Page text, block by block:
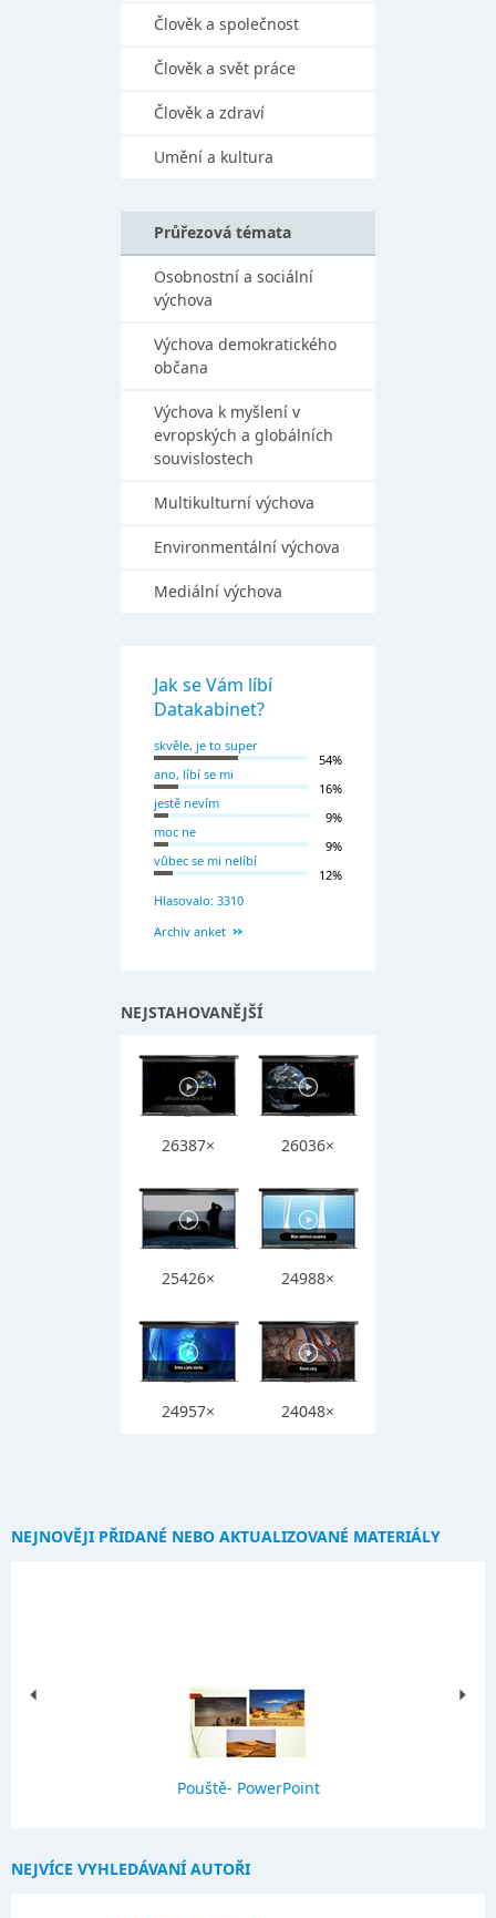
Člověk a společnost
Člověk a svět práce
Člověk a zdraví
Umění a kultura
Průřezová témata
Osobnostní a sociální
výchova
Výchova demokratického
občana
Výchova k myšlení v
evropských a globálních
souvislostech
Multikulturní výchova
Environmentální výchova
Mediální výchova
Jak se Vám líbí
Datakabinet?
skvěle, je to super
54%
ano, líbí se mi
16%
jestě nevím
9%
moc ne
9%
vůbec se mi nelíbí
12%
Hlasovalo: 3310
Archiv anket
NEJSTAHOVANĚJŠÍ
26387× 26036×
25426× 24988×
24957× 24048×
NEJNOVĚJI PŘIDANÉ NEBO AKTUALIZOVANÉ MATERIÁLY
Pouště- PowerPoint
NEJVÍCE VYHLEDÁVANÍ AUTOŘI